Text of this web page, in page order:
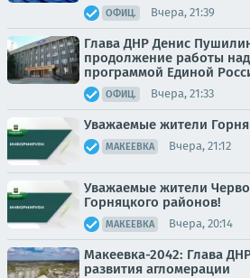
ОФИЦ. Вчера, 21:39
Глава ДНР Денис
продолжение работы
программой Единой
ОФИЦ. Вчера, 21:33
Уважаемые жители
МАКЕЕВКА Вчера, 21:12
Уважаемые жители
Горняцкого районов!
МАКЕЕВКА Вчера, 20:14
Макеевка-2042: Глава
развития агломерации